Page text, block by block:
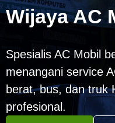
Wijaya AC
Spesialis AC Mobil
menangani service
berat, bus, dan truk
profesional.